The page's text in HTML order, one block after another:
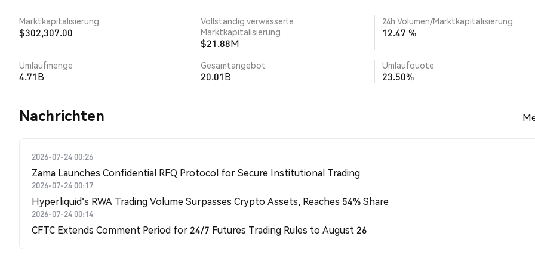
Marktkapitalisierung
$302,307.00
Vollständig verwässerte
Marktkapitalisierung
$21.88M
24h Volumen/Marktkapitalisierung
12.47 %
Umlaufmenge
4.71B
Gesamtangebot
20.01B
Umlaufquote
23.50%
Nachrichten
2026-07-24 00:26
Zama Launches Confidential RFQ Protocol for Secure Institutional Trading
2026-07-24 00:17
Hyperliquid's RWA Trading Volume Surpasses Crypto Assets, Reaches 54% Share
2026-07-24 00:14
CFTC Extends Comment Period for 24/7 Futures Trading Rules to August 26